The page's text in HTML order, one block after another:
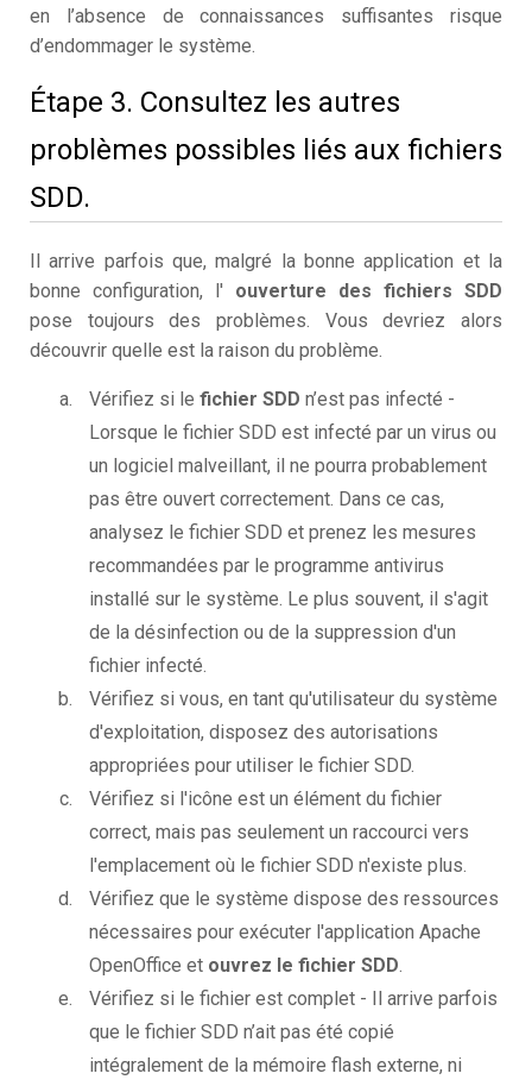
en l’absence de connaissances suffisantes risque
d’endommager le système.
Étape 3. Consultez les autres
problèmes possibles liés aux fichiers
SDD.
Il arrive parfois que, malgré la bonne application et la
bonne configuration, l' ouverture des fichiers SDD
pose toujours des problèmes. Vous devriez alors
découvrir quelle est la raison du problème.
Vérifiez si le fichier SDD n’est pas infecté -
Lorsque le fichier SDD est infecté par un virus ou
un logiciel malveillant, il ne pourra probablement
pas être ouvert correctement. Dans ce cas,
analysez le fichier SDD et prenez les mesures
recommandées par le programme antivirus
installé sur le système. Le plus souvent, il s'agit
de la désinfection ou de la suppression d'un
fichier infecté.
Vérifiez si vous, en tant qu'utilisateur du système
d'exploitation, disposez des autorisations
appropriées pour utiliser le fichier SDD.
Vérifiez si l'icône est un élément du fichier
correct, mais pas seulement un raccourci vers
l'emplacement où le fichier SDD n'existe plus.
Vérifiez que le système dispose des ressources
nécessaires pour exécuter l'application Apache
OpenOffice et ouvrez le fichier SDD.
Vérifiez si le fichier est complet - Il arrive parfois
que le fichier SDD n’ait pas été copié
intégralement de la mémoire flash externe, ni